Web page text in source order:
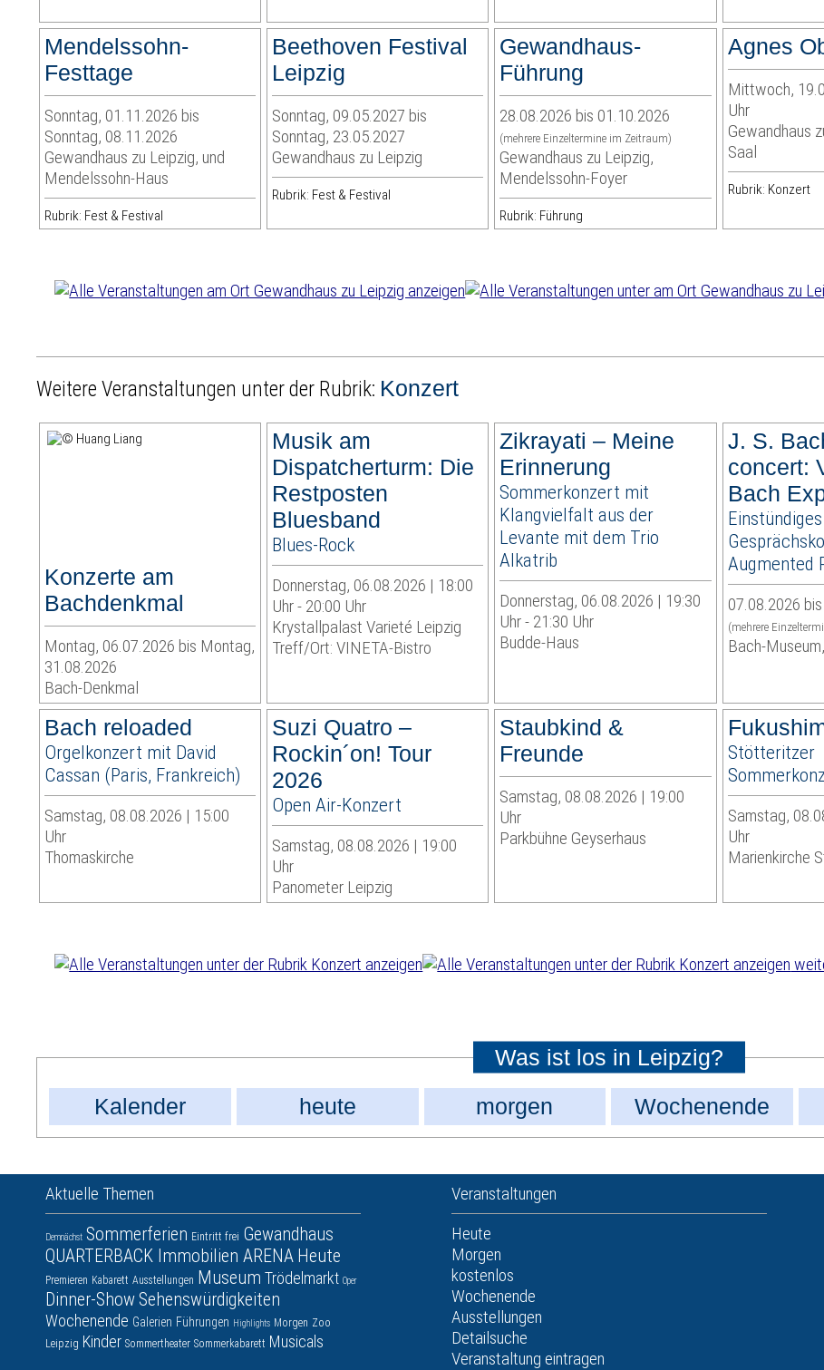
Mendelssohn-
Festtage
Sonntag, 01.11.2026 bis
Sonntag, 08.11.2026
Gewandhaus zu Leipzig, und
Mendelssohn-Haus
Rubrik: Fest & Festival
Beethoven Festival
Leipzig
Sonntag, 09.05.2027 bis
Sonntag, 23.05.2027
Gewandhaus zu Leipzig
Rubrik: Fest & Festival
Gewandhaus-
Führung
28.08.2026 bis 01.10.2026
(mehrere Einzeltermine im Zeitraum)
Gewandhaus zu Leipzig,
Mendelssohn-Foyer
Rubrik: Führung
Agnes
Mittwoch,
Uhr
Gewandhaus
Saal
Rubrik: Konzert
Weitere Veranstaltungen unter der Rubrik: Konzert
Konzerte am
Bachdenkmal
Montag, 06.07.2026 bis Montag,
31.08.2026
Bach-Denkmal
Musik am
Dispatcherturm: Die
Restposten
Bluesband
Blues-Rock
Donnerstag, 06.08.2026 | 18:00
Uhr - 20:00 Uhr
Krystallpalast Varieté Leipzig
Treff/Ort: VINETA-Bistro
Zikrayati – Meine
Erinnerung
Sommerkonzert mit
Klangvielfalt aus der
Levante mit dem Trio
Alkatrib
Donnerstag, 06.08.2026 | 19:30
Uhr - 21:30 Uhr
Budde-Haus
J. S.
concert:
Bach
Einstündiges
Augmented
07.08.2026
(mehrere
Bach-
Bach reloaded
Orgelkonzert mit David
Cassan (Paris, Frankreich)
Samstag, 08.08.2026 | 15:00
Uhr
Thomaskirche
Suzi Quatro –
Rockin´on! Tour
2026
Open Air-Konzert
Samstag, 08.08.2026 | 19:00
Uhr
Panometer Leipzig
Staubkind &
Freunde
Samstag, 08.08.2026 | 19:00
Uhr
Parkbühne Geyserhaus
Stötteritzer
Samstag,
Uhr
Marienkirche
Was ist los in Leipzig?
Kalender
heute morgen Wochenende
Aktuelle Themen
Demnächst Sommerferien Eintritt frei Gewandhaus
QUARTERBACK Immobilien ARENA Heute
Premieren Kabarett Ausstellungen Museum Trödelmarkt Oper
Dinner-ShowSehenswürdigkeiten
Wochenende Galerien Führungen Highlights Morgen Zoo
Leipzig Kinder Sommertheater Sommerkabarett Musicals
Veranstaltungen
Heute
Morgen
kostenlos
Wochenende
Ausstellungen
Detailsuche
Veranstaltung eintragen